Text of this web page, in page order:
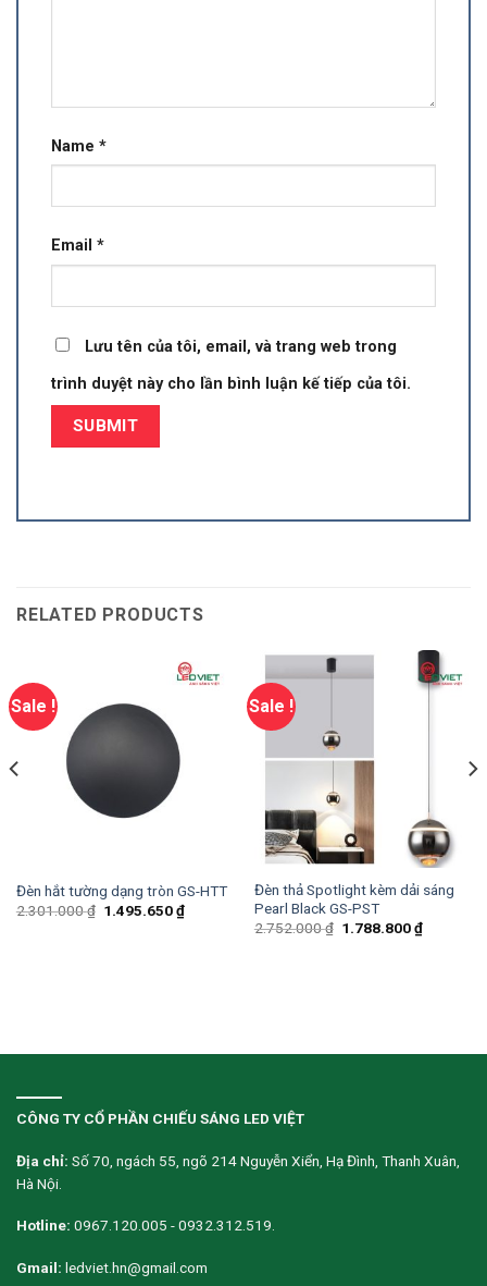
Name *
Email *
Lưu tên của tôi, email, và trang web trong
trình duyệt này cho lần bình luận kế tiếp của tôi.
RELATED PRODUCTS
Sale !
Đèn hắt tường dạng tròn GS-HTT
2.301.000₫ 1.495.650₫
Sale !
Đèn thả Spotlight kèm dải sáng
Pearl Black GS-PST
2.752.000₫ 1.788.800₫
CÔNG TY CỔ PHẦN CHIẾU SÁNG LED VIỆT
Địa chỉ: Số 70, ngách 55, ngõ 214 Nguyễn Xiển, Hạ Đình, Thanh Xuân,
Hà Nội.
Hotline: 0967.120.005 - 0932.312.519.
Gmail: ledviet.hn@gmail.com